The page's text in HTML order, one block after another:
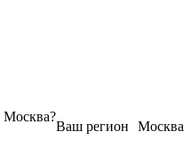
Москва
Ваш регион
Москва?